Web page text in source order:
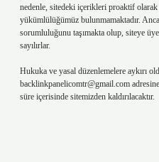
nedenle, sitedeki içerikleri proaktif olarak
yükümlülüğümüz bulunmamaktadır.
sorumluluğunu taşımakta olup, siteye
sayılırlar.
Hukuka ve yasal düzenlemelere aykırı
backlinkpanelicomtr@gmail.com
süre içerisinde sitemizden kaldırılacaktır.